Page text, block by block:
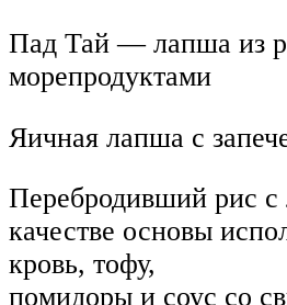
Пад Тай — лапша из
морепродуктами
Яичная лапша с
Перебродивший рис
качестве основы
кровь, тофу,
помидоры и соус со